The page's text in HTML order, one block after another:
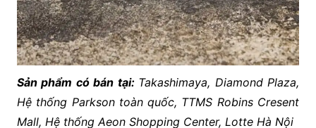
Sản phẩm có bán tại: Takashimaya, Diamond Plaza,
Hệ thống Parkson toàn quốc, TTMS Robins Cresent
Mall, Hệ thống Aeon Shopping Center, Lotte Hà Nội